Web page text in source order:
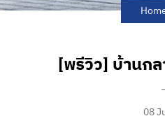
[พรีวิว] บ้านก
08